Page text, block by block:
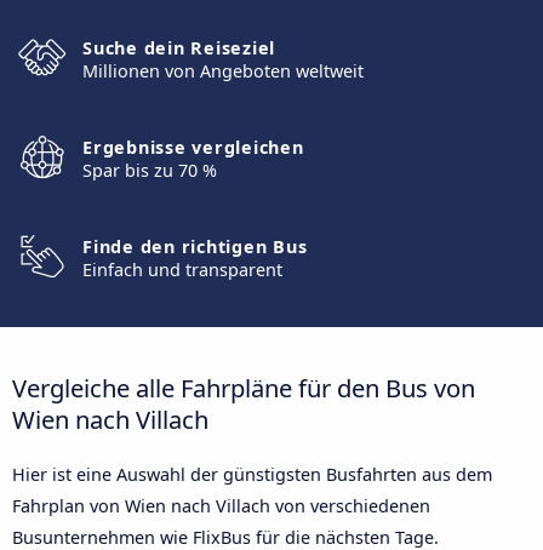
Suche dein Reiseziel
Millionen von Angeboten weltweit
Ergebnisse vergleichen
Spar bis zu 70 %
Finde den richtigen Bus
Einfach und transparent
Vergleiche alle Fahrpläne für den Bus von
Wien nach Villach
Hier ist eine Auswahl der günstigsten Busfahrten aus dem
Fahrplan von Wien nach Villach von verschiedenen
Busunternehmen wie FlixBus für die nächsten Tage.